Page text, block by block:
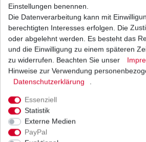
1 Stück
Regler Lichtmaschine
3HE 3RG 3RH 1989-1993
23,80 € *
Einstellungen benennen.
Die Datenverarbeitung kann mit
berechtigten Interesses erfolgen. Die
oder abgelehnt werden. Es besteht das
und die Einwilligung zu einem späteren
zu widerrufen. Beachten Sie unser
Hinweise zur Verwendung
Daten­schutz­erklärung
.
Essenziell
Statistik
Externe Medien
PayPal